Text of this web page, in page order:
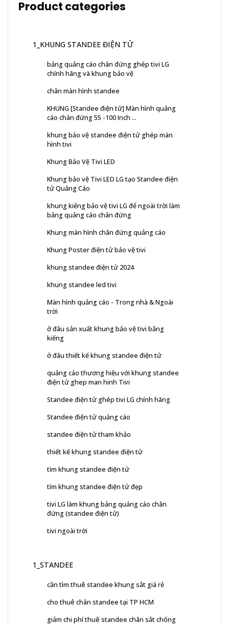
Product categories
1_KHUNG STANDEE ĐIỆN TỬ
bảng quảng cáo chân đứng ghép tivi LG
chính hãng và khung bảo vệ
chân màn hình standee
KHUNG [Standee điện tử] Màn hình quảng
cáo chân đứng 55 -100 Inch ...
khung bảo vệ standee điện tử ghép màn
hình tivi
Khung Bảo Vệ Tivi LED
Khung bảo vệ Tivi LED LG tạo Standee điện
tử Quảng Cáo
khung kiếng bảo vệ tivi LG để ngoài trời làm
bảng quảng cáo chân đứng
Khung màn hình chân đứng quảng cáo
Khung Poster điện tử bảo vệ tivi
khung standee điện tử 2024
khung standee led tivi
Màn hình quảng cáo - Trong nhà & Ngoài
trời
ở đâu sản xuất khung bảo vệ tivi bằng
kiếng
ở đâu thiết kế khung standee điện tử
quảng cáo thương hiệu với khung standee
điện tử ghep man hinh Tivi
Standee điện tử ghép tivi LG chính hãng
Standee điện tử quảng cáo
standee điện tử tham khảo
thiết kế khung standee điện tử
tìm khung standee điện tử
tìm khung standee điện tử đẹp
tivi LG làm khung bảng quảng cáo chân
đứng (standee điện tử)
tivi ngoài trời
1_STANDEE
cần tìm thuê standee khung sắt giá rẻ
cho thuê chân standee tại TP HCM
giảm chi phí thuê standee chân sắt chống